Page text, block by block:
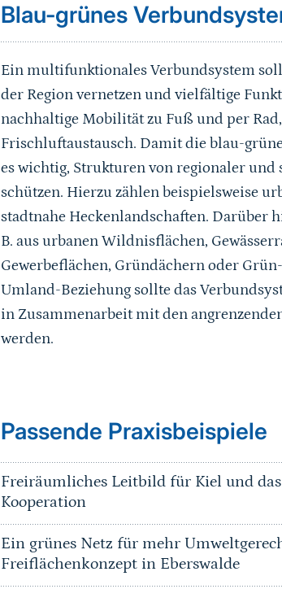
Blau-grünes
Ein multifunktionales Verbundsystem
der Region vernetzen und vielfältige
nachhaltige Mobilität zu Fuß und per
Frischluftaustausch. Damit die blau-
es wichtig, Strukturen von regionaler
schützen. Hierzu zählen beispielsweise
stadtnahe Heckenlandschaften. Darüber
B. aus urbanen Wildnisflächen,
Gewerbeflächen, Gründächern oder
Umland-Beziehung sollte das
in Zusammenarbeit mit den
werden.
Passende Praxisbeispiele
Freiräumliches Leitbild für Kiel und
Kooperation
Ein grünes Netz für mehr
Freiflächenkonzept in Eberswalde